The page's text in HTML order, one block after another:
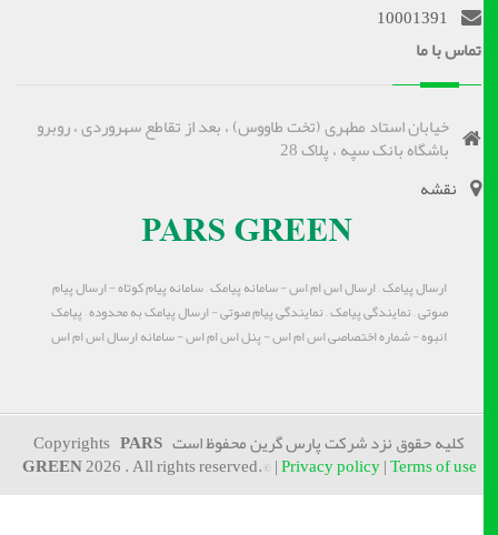
10001391
تماس با ما
خیابان استاد مطهری (تخت طاووس) ، بعد از تقاطع سهروردی ، روبرو
باشگاه بانک سپه ، پلاک 28
نقشه
ارسال پیامک – ارسال اس ام اس - سامانه پیامک – سامانه پیام کوتاه - ارسال پیام
صوتی – نمایندگی پیامک – نمایندگی پیام صوتی - ارسال پیامک به محدوده – پیامک
انبوه - شماره اختصاصی اس ام اس - پنل اس ام اس - سامانه ارسال اس ام اس
کلیه حقوق نزد شرکت پارس گرین محفوظ است CopyrightsPARS
GREEN2026 . All rights reserved.© |Privacy policy|Terms of use